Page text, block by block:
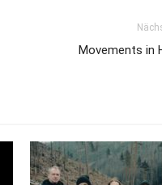
Movements in